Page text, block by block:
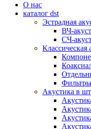
О нас
каталог dst
Эстрадная
ВЧ-
СЧ-
Классическая
Акустика в